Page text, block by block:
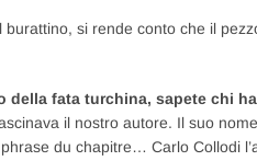
burattino, si rende conto che il
della fata turchina, sapete chi
il nostro autore. Il suo
du chapitre… Carlo Collodi